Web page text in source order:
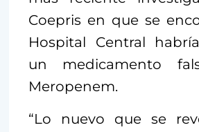
Coepris en que se
Hospital Central
un medicamento
Meropenem.
“Lo nuevo que se